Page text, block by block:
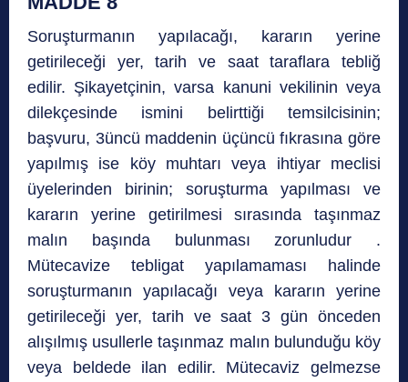
Soruşturmanın yapılacağı, kararın yerine
getirileceği yer, tarih ve saat taraflara tebliğ
edilir. Şikayetçinin, varsa kanuni vekilinin veya
dilekçesinde ismini belirttiği temsilcisinin;
başvuru, 3üncü maddenin üçüncü fıkrasına göre
yapılmış ise köy muhtarı veya ihtiyar meclisi
üyelerinden birinin; soruşturma yapılması ve
kararın yerine getirilmesi sırasında taşınmaz
malın başında bulunması zorunludur .
Mütecavize tebligat yapılamaması halinde
soruşturmanın yapılacağı veya kararın yerine
getirileceği yer, tarih ve saat 3 gün önceden
alışılmış usullerle taşınmaz malın bulunduğu köy
veya beldede ilan edilir. Mütecaviz gelmezse